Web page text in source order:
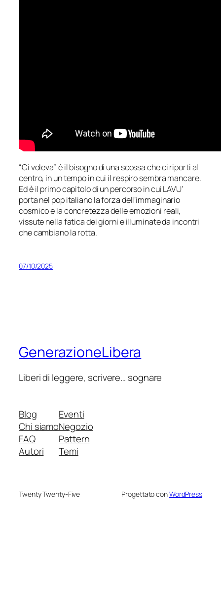
“Ci voleva” è il bisogno di una scossa che ci riporti al
centro, in un tempo in cui il respiro sembra mancare.
Ed è il primo capitolo di un percorso in cui LAVU’
porta nel pop italiano la forza dell’immaginario
cosmico e la concretezza delle emozioni reali,
vissute nella fatica dei giorni e illuminate da incontri
che cambiano la rotta.
07/10/2025
GenerazioneLibera
Liberi di leggere, scrivere… sognare
Blog
Chi siamo
FAQ
Autori
Eventi
Negozio
Pattern
Temi
Twenty Twenty-Five Progettato conWordPress